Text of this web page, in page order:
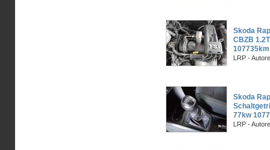
Skoda
CBZB
LRP -
Skoda
77kw
LRP -